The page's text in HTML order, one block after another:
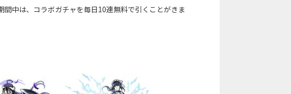
中は、コラボガチャを毎日10連無料で引くことがきま